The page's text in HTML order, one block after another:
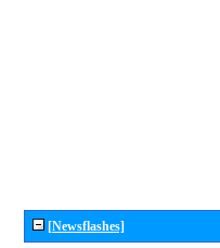
[Newsflashes]